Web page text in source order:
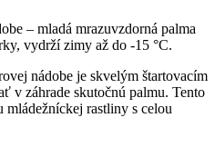
– mladá mrazuvzdorná palma
vydrží zimy až do -15 °C.
nádobe je skvelým štartovacím
v záhrade skutočnú palmu. Tento
rastliny s celou